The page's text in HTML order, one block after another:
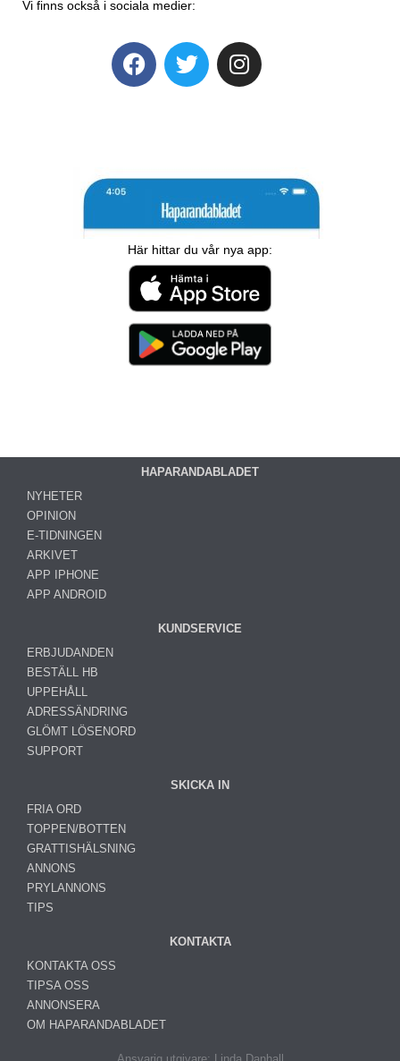
Vi finns också i sociala medier:
Här hittar du vår nya app:
HAPARANDABLADET
NYHETER
OPINION
E-TIDNINGEN
ARKIVET
APP IPHONE
APP ANDROID
KUNDSERVICE
ERBJUDANDEN
BESTÄLL HB
UPPEHÅLL
ADRESSÄNDRING
GLÖMT LÖSENORD
SUPPORT
SKICKA IN
FRIA ORD
TOPPEN/BOTTEN
GRATTISHÄLSNING
ANNONS
PRYLANNONS
TIPS
KONTAKTA
KONTAKTA OSS
TIPSA OSS
ANNONSERA
OM HAPARANDABLADET